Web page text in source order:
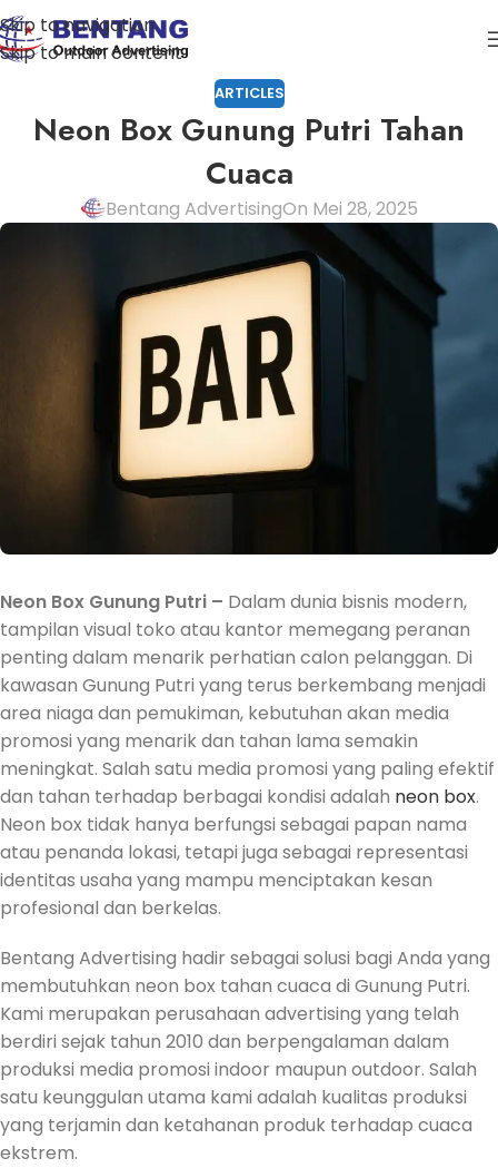
Skip to navigation
Skip to main content
ARTICLES
Neon Box Gunung Putri Tahan
Cuaca
Bentang AdvertisingOn Mei 28, 2025
Neon Box Gunung Putri – Dalam dunia bisnis modern,
tampilan visual toko atau kantor memegang peranan
penting dalam menarik perhatian calon pelanggan. Di
kawasan Gunung Putri yang terus berkembang menjadi
area niaga dan pemukiman, kebutuhan akan media
promosi yang menarik dan tahan lama semakin
meningkat. Salah satu media promosi yang paling efektif
dan tahan terhadap berbagai kondisi adalah neon box.
Neon box tidak hanya berfungsi sebagai papan nama
atau penanda lokasi, tetapi juga sebagai representasi
identitas usaha yang mampu menciptakan kesan
profesional dan berkelas.
Bentang Advertising hadir sebagai solusi bagi Anda yang
membutuhkan neon box tahan cuaca di Gunung Putri.
Kami merupakan perusahaan advertising yang telah
berdiri sejak tahun 2010 dan berpengalaman dalam
produksi media promosi indoor maupun outdoor. Salah
satu keunggulan utama kami adalah kualitas produksi
yang terjamin dan ketahanan produk terhadap cuaca
ekstrem.